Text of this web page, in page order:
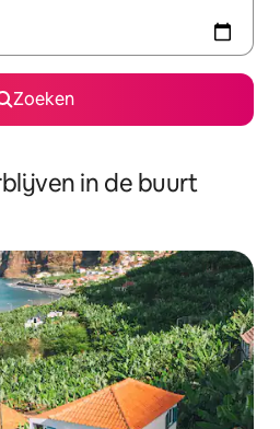
Zoeken
in de buurt